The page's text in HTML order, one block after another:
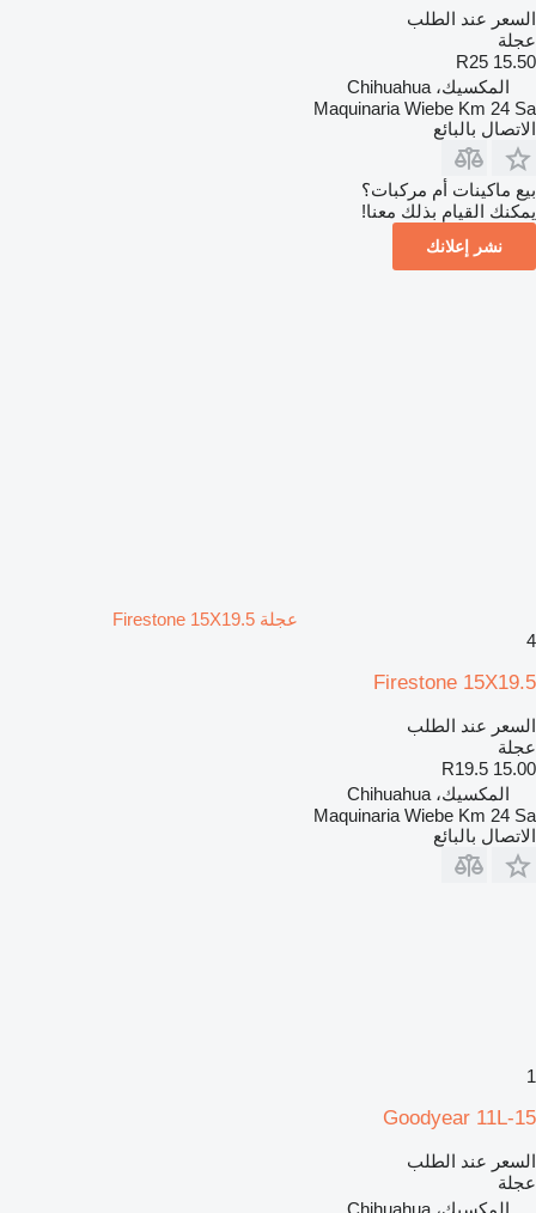
السعر عند الطلب
عجلة
15.50 R25
المكسيك، Chihuahua
Maquinaria Wiebe Km 24 Sa
الاتصال بالبائع
بيع ماكينات أم مركبات؟
يمكنك القيام بذلك معنا!
نشر إعلانك
عجلة Firestone 15X19.5
4
Firestone 15X19.5
السعر عند الطلب
عجلة
15.00 R19.5
المكسيك، Chihuahua
Maquinaria Wiebe Km 24 Sa
الاتصال بالبائع
1
Goodyear 11L-15
السعر عند الطلب
عجلة
المكسيك، Chihuahua